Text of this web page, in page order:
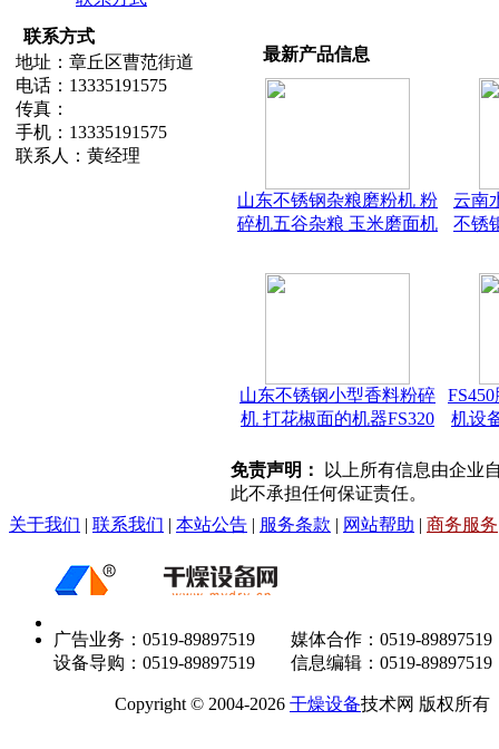
联系方式
地址：章丘区曹范街道
电话：13335191575
传真：
手机：13335191575
联系人：黄经理
最新产品信息
山东不锈钢杂粮磨粉机 粉
碎机五谷杂粮 玉米磨面机
云南
不锈
山东不锈钢小型香料粉碎
机 打花椒面的机器FS320
机设
免责声明：
以上所有信息由企业
此不承担任何保证责任。
关于我们 | 联系我们 | 本站公告 | 服务条款 | 网站帮助 | 商务服务
广告业务：0519-89897519 媒体合作：0519-89897519
设备导购：0519-89897519 信息编辑：0519-89897519
Copyright © 2004-2026 干燥设备技术网 版权所有